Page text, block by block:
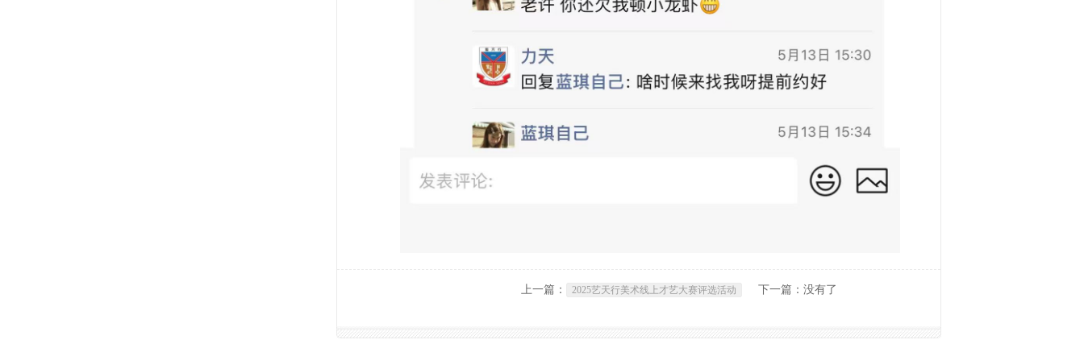
上一篇： 2025艺天行美术线上才艺大赛评选活动 下一篇：没有了